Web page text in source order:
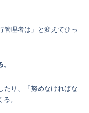
管理者は」と変えてひっ
たり、「努めなければな
。